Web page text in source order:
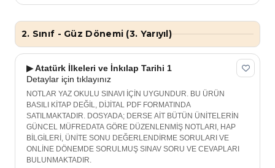
2. Sınıf - Güz Dönemi (3. Yarıyıl)
▶ Atatürk İlkeleri ve İnkılap Tarihi 1
Detaylar için tıklayınız
NOTLAR YAZ OKULU SINAVI İÇİN UYGUNDUR. BU ÜRÜN
BASILI KİTAP DEĞİL, DİJİTAL PDF FORMATINDA
SATILMAKTADIR. DOSYADA; DERSE AİT BÜTÜN ÜNİTELERİN
GÜNCEL MÜFREDATA GÖRE DÜZENLENMİŞ NOTLARI, HAP
BİLGİLERİ, ÜNİTE SONU DEĞERLENDİRME SORULARI VE
ONLİNE DÖNEMDE SORULMUŞ SINAV SORU VE CEVAPLARI
BULUNMAKTADIR.